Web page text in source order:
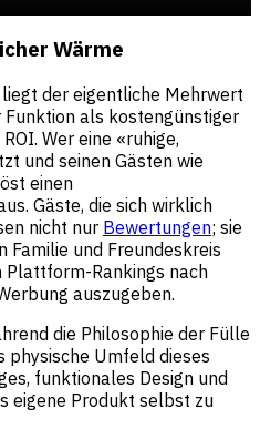
Wärme
der eigentliche Mehrwert
Funktion als kostengünstiger
Wer eine «ruhige,
und seinen Gästen wie
einen
Gäste, die sich wirklich
nicht nur Bewertungen; sie
und Freundeskreis
Rankings nach
auszugeben.
die Philosophie der Fülle
physische Umfeld dieses
funktionales Design und
eigene Produkt selbst zu